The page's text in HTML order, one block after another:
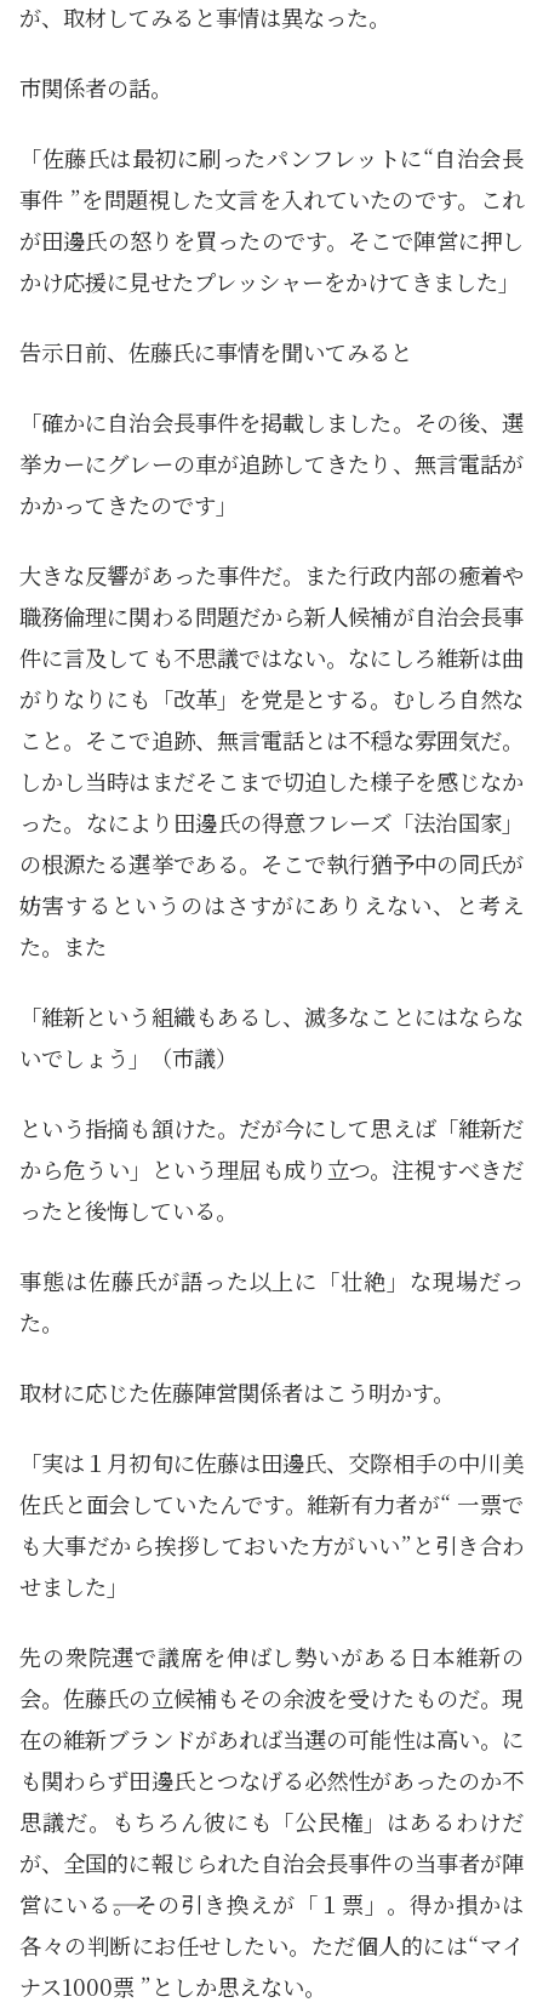
が、取材してみると事情は異なった。
市関係者の話。
「佐藤氏は最初に刷ったパンフレットに“自治会長
事件 ”を問題視した文言を入れていたのです。これ
が田邊氏の怒りを買ったのです。そこで陣営に押し
かけ応援に見せたプレッシャーをかけてきました」
告示日前、佐藤氏に事情を聞いてみると
「確かに自治会長事件を掲載しました。その後、選
挙カーにグレーの車が追跡してきたり、無言電話が
かかってきたのです」
大きな反響があった事件だ。また行政内部の癒着や
職務倫理に関わる問題だから新人候補が自治会長事
件に言及しても不思議ではない。なにしろ維新は曲
がりなりにも「改革」を党是とする。むしろ自然な
こと。そこで追跡、無言電話とは不穏な雰囲気だ。
しかし当時はまだそこまで切迫した様子を感じなか
った。なにより田邊氏の得意フレーズ「法治国家」
の根源たる選挙である。そこで執行猶予中の同氏が
妨害するというのはさすがにありえない、と考え
た。また
「維新という組織もあるし、滅多なことにはならな
いでしょう」（市議）
という指摘も頷けた。だが今にして思えば「維新だ
から危うい」という理屈も成り立つ。注視すべきだ
ったと後悔している。
事態は佐藤氏が語った以上に「壮絶」な現場だっ
た。
取材に応じた佐藤陣営関係者はこう明かす。
「実は１月初旬に佐藤は田邊氏、交際相手の中川美
佐氏と面会していたんです。維新有力者が“ 一票で
も大事だから挨拶しておいた方がいい”と引き合わ
せました」
先の衆院選で議席を伸ばし勢いがある日本維新の
会。佐藤氏の立候補もその余波を受けたものだ。現
在の維新ブランドがあれば当選の可能性は高い。に
も関わらず田邊氏とつなげる必然性があったのか不
思議だ。もちろん彼にも「公民権」はあるわけだ
が、全国的に報じられた自治会長事件の当事者が陣
営にいる――。その引き換えが「１票」。得か損かは
各々の判断にお任せしたい。ただ個人的には“マイ
ナス1000票 ”としか思えない。